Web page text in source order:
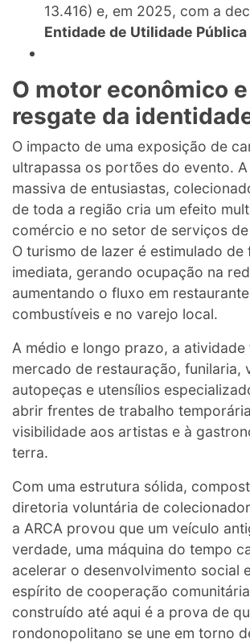
13.416) e, em 2025, com a
Entidade de Utilidade
O motor econômico
resgate da
O impacto de uma exposição de
ultrapassa os portões do evento.
massiva de entusiastas,
de toda a região cria um efeito
comércio e no setor de serviços
O turismo de lazer é estimulado de
imediata, gerando ocupação na
aumentando o fluxo em
combustíveis e no varejo local.
A médio e longo prazo, a atividade
mercado de restauração, funilaria,
autopeças e utensílios
abrir frentes de trabalho
visibilidade aos artistas e à
terra.
Com uma estrutura sólida,
diretoria voluntária de
a ARCA provou que um veículo
verdade, uma máquina do tempo
acelerar o desenvolvimento social
espírito de cooperação
construído até aqui é a prova de
rondonopolitano se une em torno